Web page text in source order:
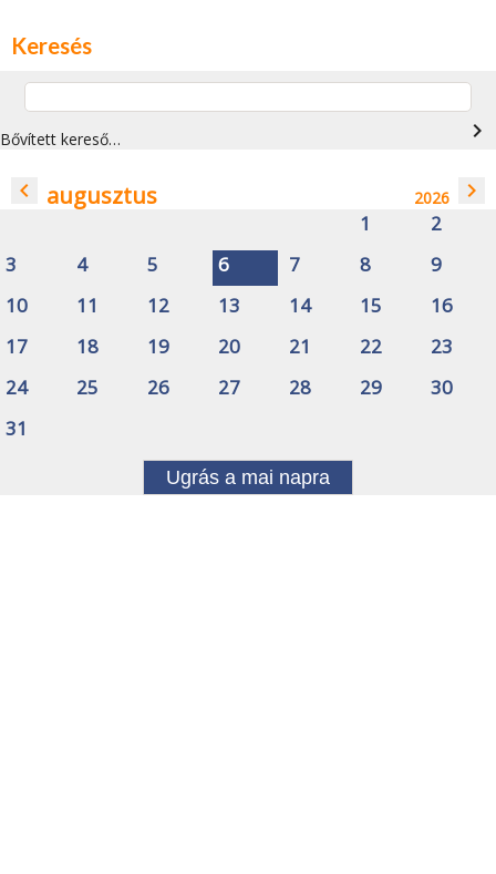
Keresés
Bővített kereső… navigate_next
navigate_before augusztus 2026 navigate_next
1
2
3
4 5 6 7 8
9
10
11 12 13 14 15
16
17
18 19 20 21 22
23
24
25 26 27 28 29
30
31
Ugrás a mai napra